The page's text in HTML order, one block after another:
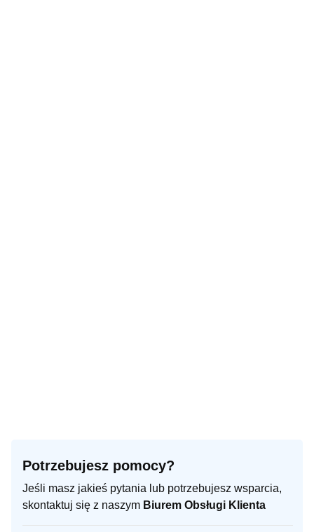
Potrzebujesz pomocy?
Jeśli masz jakieś pytania lub potrzebujesz wsparcia,
skontaktuj się z naszym Biurem Obsługi Klienta